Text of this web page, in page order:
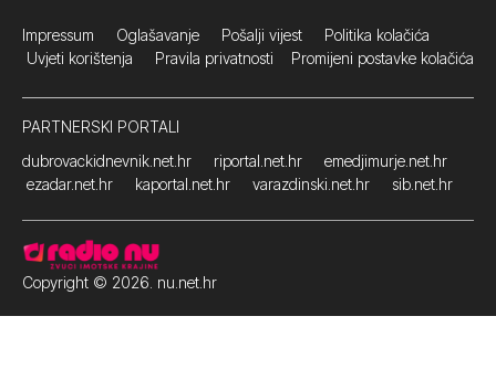
Impressum Oglašavanje Pošalji vijest Politika kolačića
Uvjeti korištenja Pravila privatnosti Promijeni postavke kolačića
PARTNERSKI PORTALI
dubrovackidnevnik.net.hr
riportal.net.hr
emedjimurje.net.hr
ezadar.net.hr
kaportal.net.hr varazdinski.net.hr sib.net.hr
Copyright © 2026. nu.net.hr